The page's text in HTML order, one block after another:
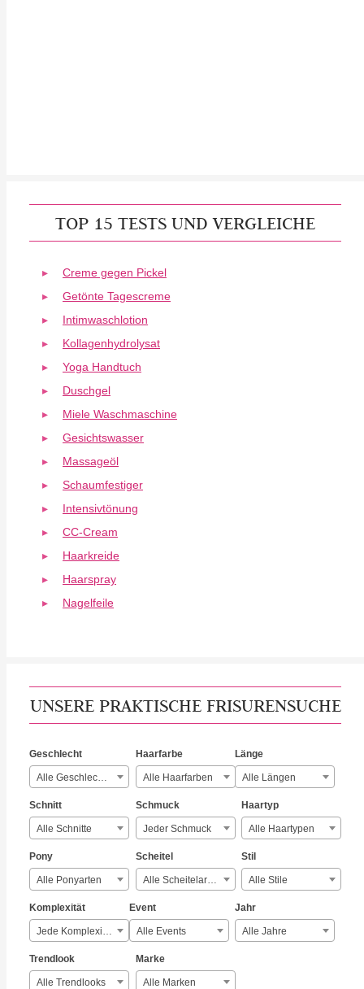
TOP 15 TESTS UND VERGLEICHE
Creme gegen Pickel
Getönte Tagescreme
Intimwaschlotion
Kollagenhydrolysat
Yoga Handtuch
Duschgel
Miele Waschmaschine
Gesichtswasser
Massageöl
Schaumfestiger
Intensivtönung
CC-Cream
Haarkreide
Haarspray
Nagelfeile
UNSERE PRAKTISCHE FRISURENSUCHE
Geschlecht
Alle Geschlechter
Haarfarbe
Alle Haarfarben
Länge
Alle Längen
Schnitt
Alle Schnitte
Schmuck
Jeder Schmuck
Haartyp
Alle Haartypen
Pony
Alle Ponyarten
Scheitel
Alle Scheitelarten
Stil
Alle Stile
Komplexität
Jede Komplexität
Event
Alle Events
Jahr
Alle Jahre
Trendlook
Alle Trendlooks
Marke
Alle Marken